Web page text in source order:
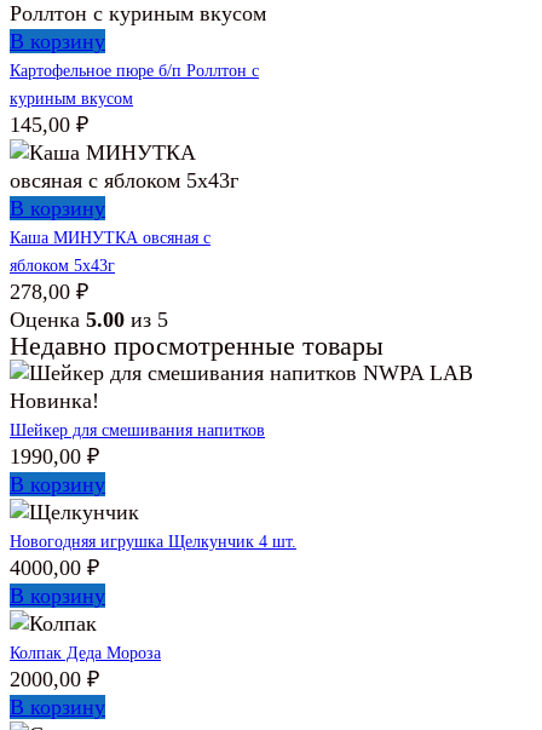
В корзину
Картофельное пюре б/п Роллтон с
куриным вкусом
145,00 ₽
В корзину
Каша МИНУТКА овсяная с
яблоком 5х43г
278,00 ₽
Оценка 5.00 из 5
Недавно просмотренные товары
Новинка!
Шейкер для смешивания напитков
1990,00 ₽
В корзину
Новогодняя игрушка Щелкунчик 4 шт.
4000,00 ₽
В корзину
Колпак Деда Мороза
2000,00 ₽
В корзину